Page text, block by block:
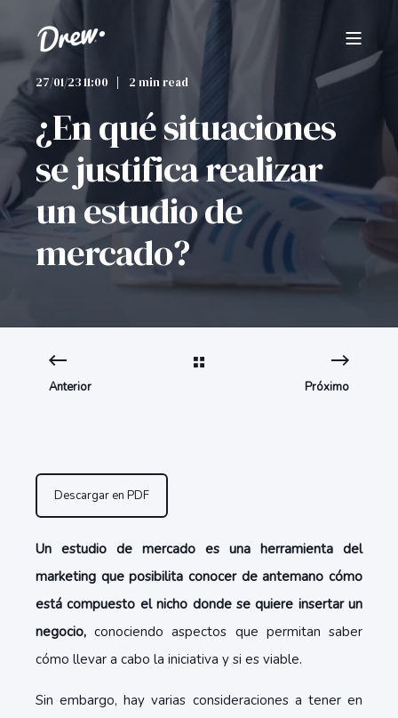
27/01/23 11:00 2 min read
¿En qué situaciones
se justifica realizar
un estudio de
mercado?
Anterior Próximo
Descargar en PDF
Un estudio de mercado es una herramienta del
marketing que posibilita conocer de antemano cómo
está compuesto el nicho donde se quiere insertar un
negocio, conociendo aspectos que permitan saber
cómo llevar a cabo la iniciativa y si es viable.
Sin embargo, hay varias consideraciones a tener en